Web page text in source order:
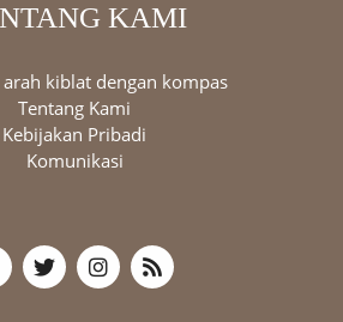
KAMI
kiblat dengan kompas
Tentang Kami
Kebijakan Pribadi
Komunikasi